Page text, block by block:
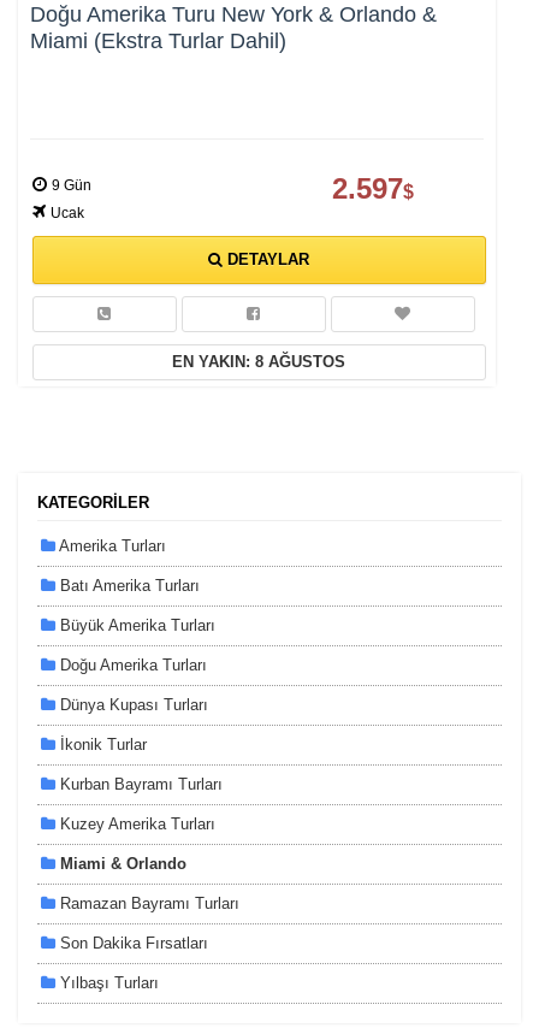
Doğu Amerika Turu New York & Orlando &
Miami (Ekstra Turlar Dahil)
9 Gün
Ucak
2.597$
DETAYLAR
EN YAKIN: 8 AĞUSTOS
KATEGORİLER
Amerika Turları
Batı Amerika Turları
Büyük Amerika Turları
Doğu Amerika Turları
Dünya Kupası Turları
İkonik Turlar
Kurban Bayramı Turları
Kuzey Amerika Turları
Miami & Orlando
Ramazan Bayramı Turları
Son Dakika Fırsatları
Yılbaşı Turları